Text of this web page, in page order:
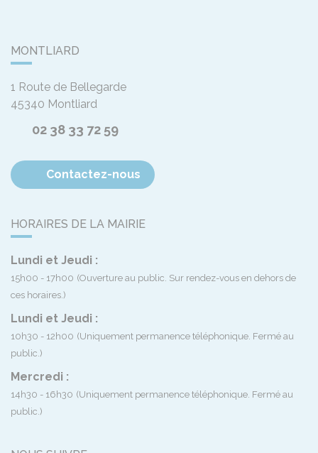
MONTLIARD
1 Route de Bellegarde
45340 Montliard
02 38 33 72 59
Contactez-nous
HORAIRES DE LA MAIRIE
Lundi et Jeudi :
15h00 - 17h00 (Ouverture au public. Sur rendez-vous en dehors de
ces horaires.)
Lundi et Jeudi :
10h30 - 12h00 (Uniquement permanence téléphonique. Fermé au
public.)
Mercredi :
14h30 - 16h30 (Uniquement permanence téléphonique. Fermé au
public.)